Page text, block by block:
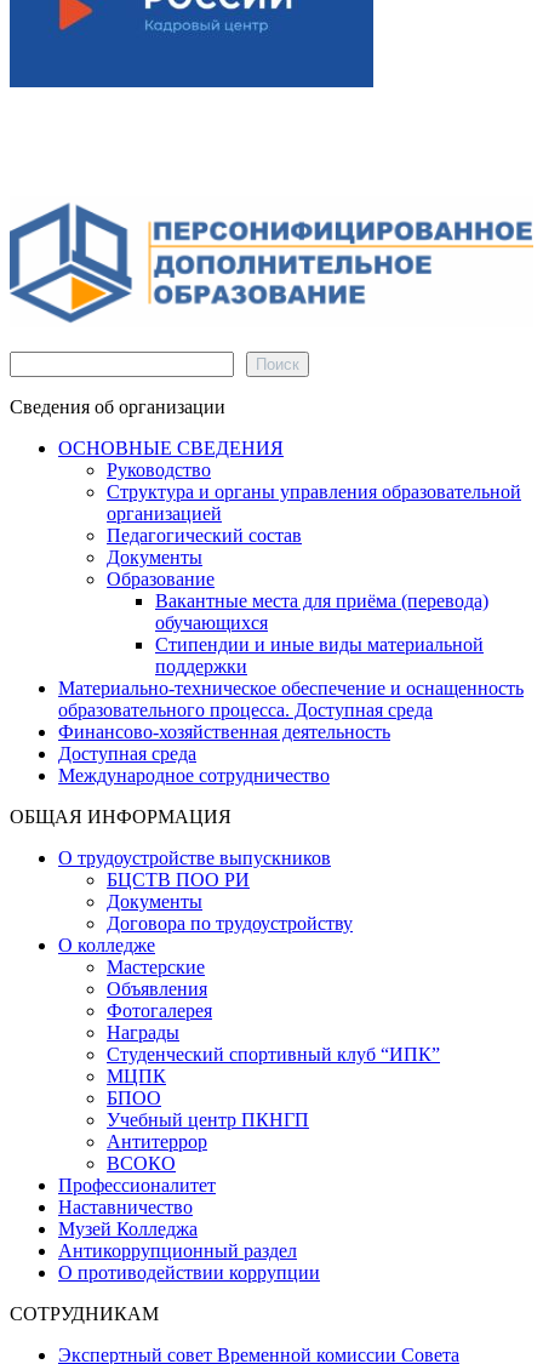
Поиск
Сведения об организации
ОСНОВНЫЕ СВЕДЕНИЯ
Руководство
Структура и органы управления образовательной
организацией
Педагогический состав
Документы
Образование
Вакантные места для приёма (перевода)
обучающихся
Стипендии и иные виды материальной
поддержки
Материально-техническое обеспечение и оснащенность
образовательного процесса. Доступная среда
Финансово-хозяйственная деятельность
Доступная среда
Международное сотрудничество
ОБЩАЯ ИНФОРМАЦИЯ
О трудоустройстве выпускников
БЦСТВ ПОО РИ
Документы
Договора по трудоустройству
О колледже
Мастерские
Объявления
Фотогалерея
Награды
Студенческий спортивный клуб “ИПК”
МЦПК
БПОО
Учебный центр ПКНГП
Антитеррор
ВСОКО
Профессионалитет
Наставничество
Музей Колледжа
Антикоррупционный раздел
О противодействии коррупции
СОТРУДНИКАМ
Экспертный совет Временной комиссии Совета